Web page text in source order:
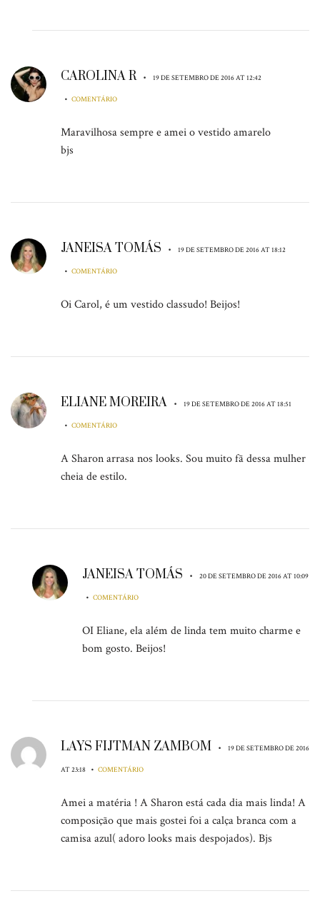
CAROLINA R • 19 DE SETEMBRO DE 2016 AT 12:42
• COMENTÁRIO
Maravilhosa sempre e amei o vestido amarelo
bjs
JANEISA TOMÁS • 19 DE SETEMBRO DE 2016 AT 18:12
• COMENTÁRIO
Oi Carol, é um vestido classudo! Beijos!
ELIANE MOREIRA • 19 DE SETEMBRO DE 2016 AT 18:51
• COMENTÁRIO
A Sharon arrasa nos looks. Sou muito fã dessa mulher
cheia de estilo.
JANEISA TOMÁS • 20 DE SETEMBRO DE 2016 AT 10:09
• COMENTÁRIO
OI Eliane, ela além de linda tem muito charme e
bom gosto. Beijos!
LAYS FIJTMAN ZAMBOM • 19 DE SETEMBRO DE 2016
AT 23:18 • COMENTÁRIO
Amei a matéria ! A Sharon está cada dia mais linda! A
composição que mais gostei foi a calça branca com a
camisa azul( adoro looks mais despojados). Bjs